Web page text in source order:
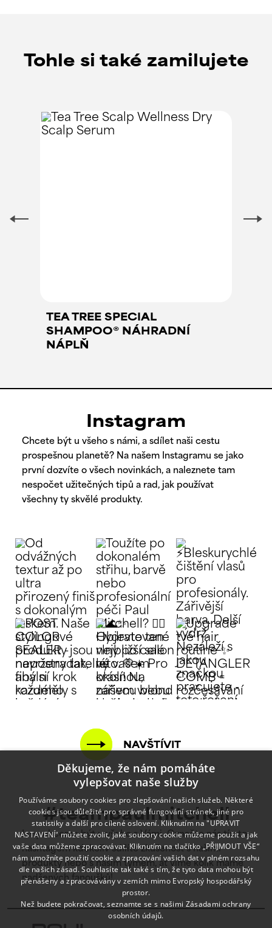
Tohle si také zamilujete
TEA TREE SPECIAL
SHAMPOO® NÁHRADNÍ
NÁPLŇ
Instagram
Chcete být u všeho s námi, a sdílet naši cestu
prospešnou planetě? Na našem Instagramu se jako
první dozvíte o všech novinkách, a naleznete tam
nespočet užitečných tipů a rad, jak používat
všechny ty skvělé produkty.
NAVŠTÍVIT
#teampaulmitchell
I my chceme být u všeho s Vámi. Označte nás tímto
hashtagem kdekoliv sdílíte zkušenost s našimi
produkty nebo s naším týmem, ať víme kolik máme
nadšených fanoušků!
Děkujeme, že nám pomáháte
vylepšovat naše služby
Používáme soubory cookies pro zlepšování našich služeb. Některé
cookies jsou důležité pro správné fungování stránek, jiné pro
statistiky a další pro cílené oslovení. Kliknutím na "UPRAVIT
NASTAVENÍ" můžete zvolit, jaké soubory cookie můžeme použít a jak
vaše data můžeme zpracovávat. Kliknutím na tlačítko „PŘIJMOUT VŠE“
nám umožníte použití cookie a zpracování vašich dat v plném rozsahu
dle našich zásad. Souhlasíte tak také s tím, že tyto data mohou být
přenášeny a zpracovávány v zemích mimo Evropský hospodářský
prostor.
Než budete pokračovat, seznamte se s našimi Zásadami ochrany
osobních údajů.